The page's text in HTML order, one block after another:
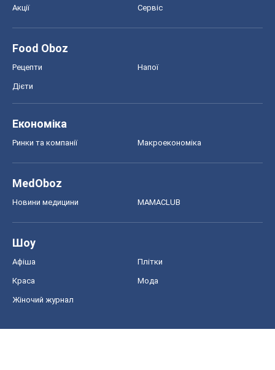
Акції Сервіс
Food Oboz
Рецепти Напої
Дієти
Економіка
Ринки та компанії Макроекономіка
MedOboz
Новини медицини MAMACLUB
Шоу
Афіша Плітки
Краса Мода
Жіночий журнал